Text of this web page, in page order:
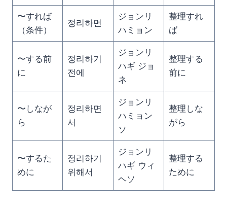
〜すれば
（条件）
정리하면
ジョンリ
ハミョン
整理すれ
ば
〜する前
に
정리하기
전에
ジョンリ
ハギ ジョ
ネ
整理する
前に
〜しなが
ら
정리하면
서
ジョンリ
ハミョン
ソ
整理しな
がら
〜するた
めに
정리하기
위해서
ジョンリ
ハギ ウィ
ヘソ
整理する
ために